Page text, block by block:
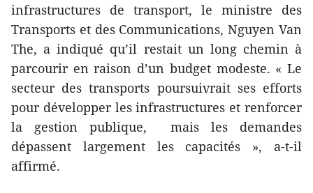
infrastructures de transport, le ministre des
Transports et des Communications, Nguyen Van
The, a indiqué qu’il restait un long chemin à
parcourir en raison d’un budget modeste. « Le
secteur des transports poursuivrait ses efforts
pour développer les infrastructures et renforcer
la gestion publique, mais les demandes
dépassent largement les capacités », a-t-il
affirmé.